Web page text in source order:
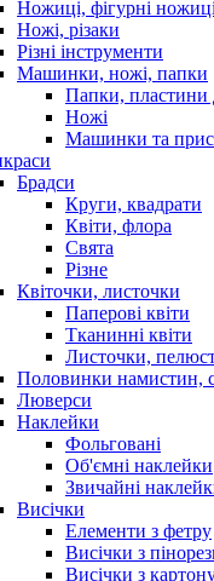
Ножиці, фігурні ножиці
Ножі, різаки
Різні інструменти
Машинки, ножі, папки
Папки, пластини
Ножі
Машинки та
Брадси
Круги, квадрати
Квіти, флора
Свята
Різне
Квіточки, листочки
Паперові квіти
Тканинні квіти
Листочки,
Половинки намистин,
Люверси
Наклейки
Фольговані
Об'ємні наклейки
Звичайні
Висічки
Елементи з фетру
Висічки з
Висічки з